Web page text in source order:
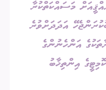
މަސައްކަތްކުރާ
އަދަދަށްވުރެ
އަންހެނުންގެ
އިންތިޚާބު